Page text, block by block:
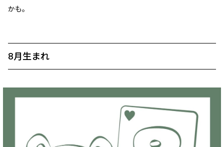
かも。
8月生まれ